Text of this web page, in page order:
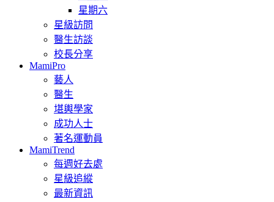
星期六
星級訪問
醫生訪談
校長分享
MamiPro
藝人
醫生
堪輿學家
成功人士
著名運動員
MamiTrend
每週好去處
星級追縱
最新資訊